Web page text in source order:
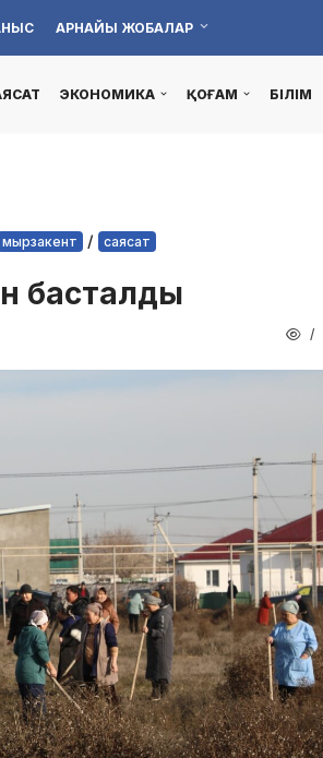
АРНАЙЫ ЖОБАЛАР
ЭКОНОМИКА ҚОҒАМ БІЛІМ
мырзакент / саясат
басталды